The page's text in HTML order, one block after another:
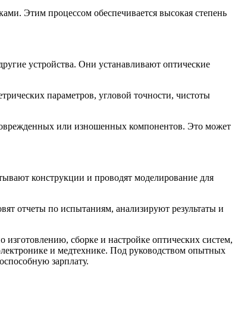
Этим процессом обеспечивается высокая степень
устройства. Они устанавливают оптические
параметров, угловой точности, чистоты
или изношенных компонентов. Это может
конструкции и проводят моделирование для
отчеты по испытаниям, анализируют результаты и
сборке и настройке оптических систем,
и медтехнике. Под руководством опытных
зарплату.